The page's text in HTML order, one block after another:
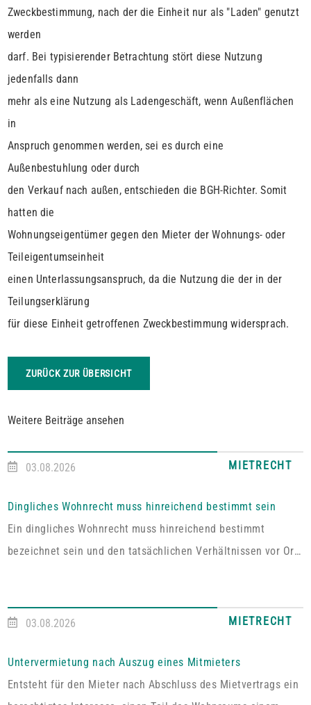
Zweckbestimmung, nach der die Einheit nur als "Laden" genutzt
werden
darf. Bei typisierender Betrachtung stört diese Nutzung
jedenfalls dann
mehr als eine Nutzung als Ladengeschäft, wenn Außenflächen
in
Anspruch genommen werden, sei es durch eine
Außenbestuhlung oder durch
den Verkauf nach außen, entschieden die BGH-Richter. Somit
hatten die
Wohnungseigentümer gegen den Mieter der Wohnungs- oder
Teileigentumseinheit
einen Unterlassungsanspruch, da die Nutzung die der in der
Teilungserklärung
für diese Einheit getroffenen Zweckbestimmung widersprach.
ZURÜCK ZUR ÜBERSICHT
Weitere Beiträge ansehen
03.08.2026 MIETRECHT
Dingliches Wohnrecht muss hinreichend bestimmt sein
Ein dingliches Wohnrecht muss hinreichend bestimmt
bezeichnet sein und den tatsächlichen Verhältnissen vor Ort
Oberlandesgericht Zweibrücken entschiedenen Fall umfasste
alleinige ausschließliche Benutzung der abgeschlossenen
Wohnung im Dachgeschoss“. Tatsächlich handelt es sich bei
03.08.2026 MIETRECHT
Untervermietung nach Auszug eines Mitmieters
Entsteht für den Mieter nach Abschluss des Mietvertrags ein